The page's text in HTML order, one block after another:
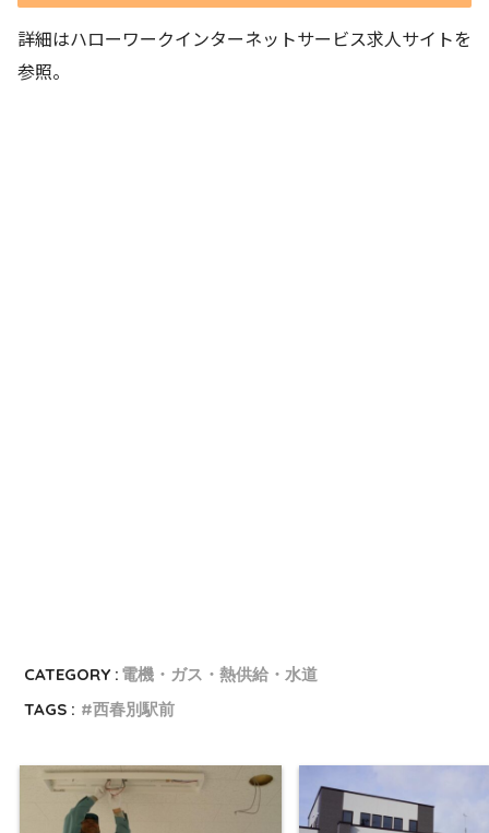
詳細はハローワークインターネットサービス求人サイトを
参照。
CATEGORY : 電機・ガス・熱供給・水道
TAGS :
西春別駅前